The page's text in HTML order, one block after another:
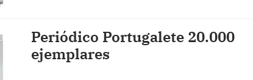
Periódico Portugalete 20.000
ejemplares